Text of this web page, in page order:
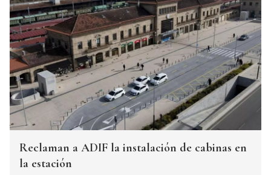
Reclaman a ADIF la instalación de cabinas en
la estación